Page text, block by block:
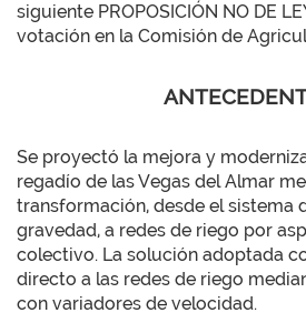
siguiente PROPOSICIÓN NO DE
votación en la Comisión de
Se proyectó la mejora y
regadío de las Vegas del Almar
transformación, desde el sistema
gravedad, a redes de riego por
colectivo. La solución adoptada
directo a las redes de riego
con variadores de velocidad.